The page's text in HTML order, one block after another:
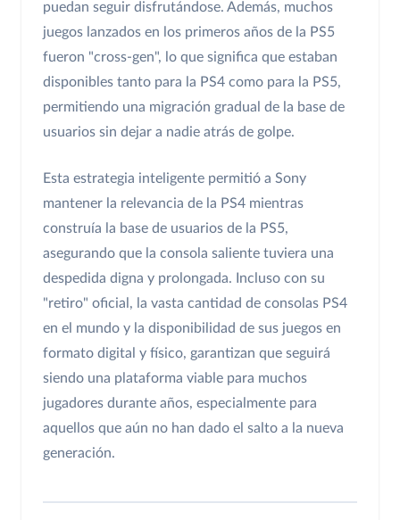
puedan seguir disfrutándose. Además, muchos
juegos lanzados en los primeros años de la PS5
fueron "cross-gen", lo que significa que estaban
disponibles tanto para la PS4 como para la PS5,
permitiendo una migración gradual de la base de
usuarios sin dejar a nadie atrás de golpe.
Esta estrategia inteligente permitió a Sony
mantener la relevancia de la PS4 mientras
construía la base de usuarios de la PS5,
asegurando que la consola saliente tuviera una
despedida digna y prolongada. Incluso con su
"retiro" oficial, la vasta cantidad de consolas PS4
en el mundo y la disponibilidad de sus juegos en
formato digital y físico, garantizan que seguirá
siendo una plataforma viable para muchos
jugadores durante años, especialmente para
aquellos que aún no han dado el salto a la nueva
generación.